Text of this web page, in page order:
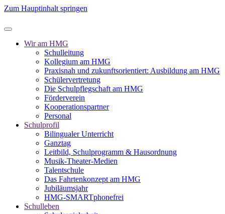
Zum Hauptinhalt springen
Wir am HMG
Schulleitung
Kollegium am HMG
Praxisnah und zukunftsorientiert: Ausbildung am HMG
Schülervertretung
Die Schulpflegschaft am HMG
Förderverein
Kooperationspartner
Personal
Schulprofil
Bilingualer Unterricht
Ganztag
Leitbild, Schulprogramm & Hausordnung
Musik-Theater-Medien
Talentschule
Das Fahrtenkonzept am HMG
Jubiläumsjahr
HMG-SMARTphonefrei
Schulleben